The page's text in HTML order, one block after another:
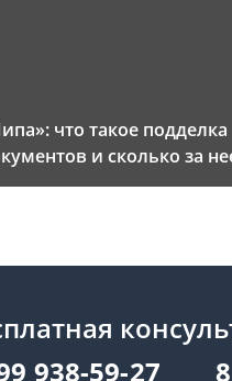
что такое подделка
и сколько за
938-59-27